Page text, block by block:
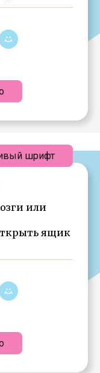
или
ящик
шрифт